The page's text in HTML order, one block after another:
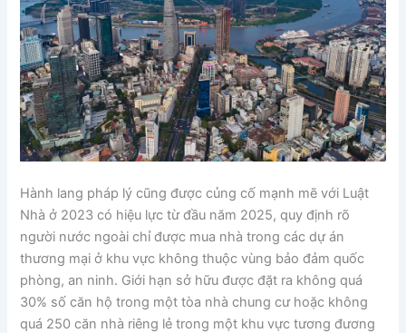
Hành lang pháp lý cũng được củng cố mạnh mẽ với Luật
Nhà ở 2023 có hiệu lực từ đầu năm 2025, quy định rõ
người nước ngoài chỉ được mua nhà trong các dự án
thương mại ở khu vực không thuộc vùng bảo đảm quốc
phòng, an ninh. Giới hạn sở hữu được đặt ra không quá
30% số căn hộ trong một tòa nhà chung cư hoặc không
quá 250 căn nhà riêng lẻ trong một khu vực tương đương